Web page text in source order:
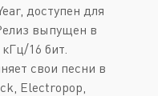
доступен для
выпущен в
16 бит.
свои песни в
Electropop,